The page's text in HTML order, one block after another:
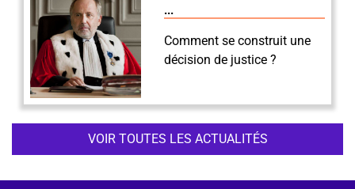
...
Comment se construit une
décision de justice ?
VOIR TOUTES LES ACTUALITÉS